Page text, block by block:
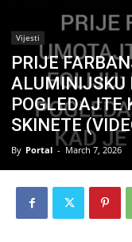
Vijesti
PRIJE
ALUMINIJSKU
POGLEDAJTE
SKINETE
By Portal - March 7, 2026